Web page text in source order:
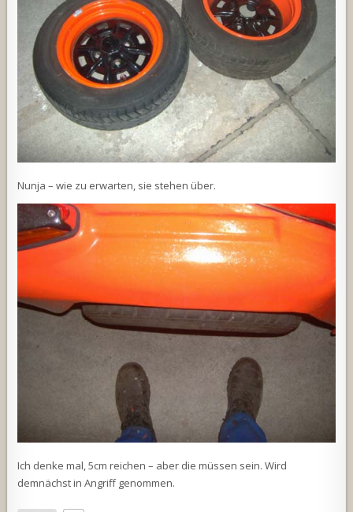
Nunja – wie zu erwarten, sie stehen über.
Ich denke mal, 5cm reichen – aber die müssen sein. Wird
demnächst in Angriff genommen.